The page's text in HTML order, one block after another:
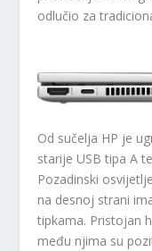
odlučio za
Od sučelja HP je
starije USB tipa A
Pozadinski
na desnoj strani
tipkama. Pristojan
među njima su